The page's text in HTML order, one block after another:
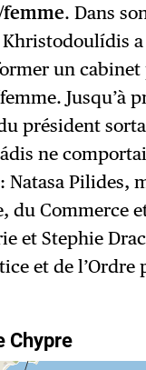
. Dans
un cabinet
Jusqu’à
président
ne
Natasa Pilides,
du Commerce
et Stephie
et de l’Ordre